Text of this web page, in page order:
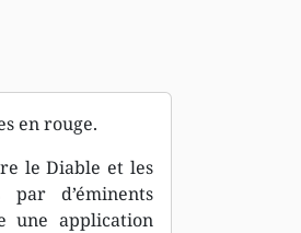
en rouge.
le Diable et les
par d’éminents
une application